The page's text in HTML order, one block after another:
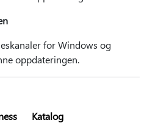
for Windows og
oppdateringen.
Katalog